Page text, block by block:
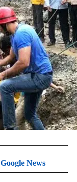
Google News